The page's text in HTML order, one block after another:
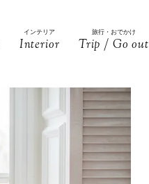
インテリア
Interior
旅行・おでかけ
Trip / Go out